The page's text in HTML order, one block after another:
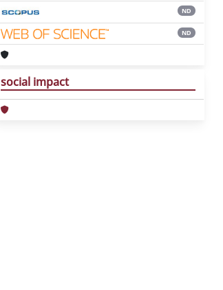
ND
ND
social impact